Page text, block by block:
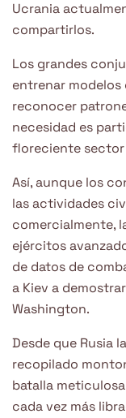
Ucrania
compartirlos.
Los grandes
entrenar
reconocer
necesidad es
floreciente sector
Así, aunque los
las actividades
comercialmente,
ejércitos
de datos de
a Kiev a
Washington.
Desde que Rusia
recopilado
batalla
cada vez más